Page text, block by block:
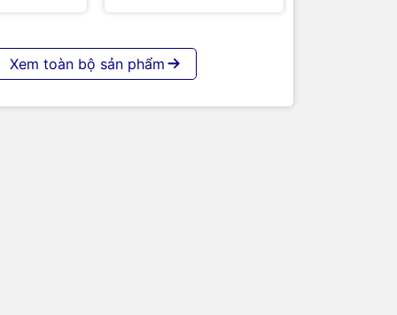
Xem toàn bộ sản phẩm